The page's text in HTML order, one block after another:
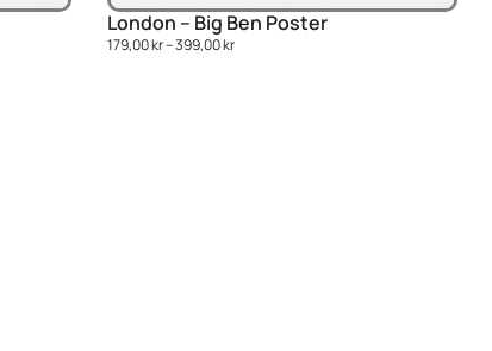
London – Big Ben Poster
179,00kr–399,00kr